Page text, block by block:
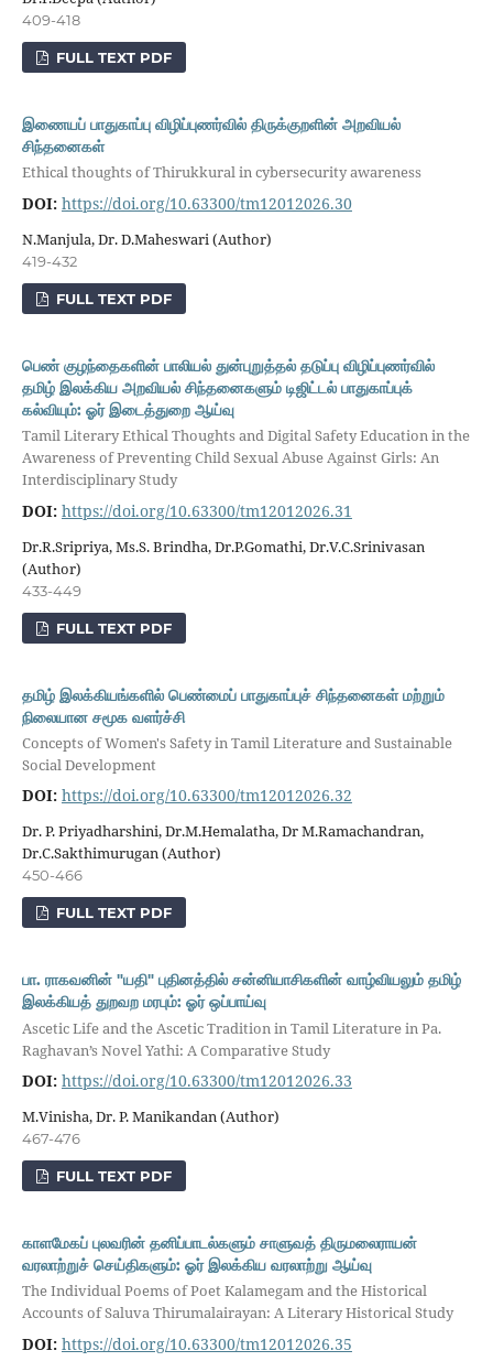
409-418
FULL TEXT PDF
இணையப் பாதுகாப்பு விழிப்புணர்வில் திருக்குறளின் அறவியல்
சிந்தனைகள்
Ethical thoughts of Thirukkural in cybersecurity awareness
DOI: https://doi.org/10.63300/tm12012026.30
N.Manjula, Dr. D.Maheswari (Author)
419-432
FULL TEXT PDF
பெண் குழந்தைகளின் பாலியல் துன்புறுத்தல் தடுப்பு விழிப்புணர்வில்
தமிழ் இலக்கிய அறவியல் சிந்தனைகளும் டிஜிட்டல் பாதுகாப்புக்
கல்வியும்: ஓர் இடைத்துறை ஆய்வு
Tamil Literary Ethical Thoughts and Digital Safety Education in the
Awareness of Preventing Child Sexual Abuse Against Girls: An
Interdisciplinary Study
DOI: https://doi.org/10.63300/tm12012026.31
Dr.R.Sripriya, Ms.S. Brindha, Dr.P.Gomathi, Dr.V.C.Srinivasan
(Author)
433-449
FULL TEXT PDF
தமிழ் இலக்கியங்களில் பெண்மைப் பாதுகாப்புச் சிந்தனைகள் மற்றும்
நிலையான சமூக வளர்ச்சி
Concepts of Women's Safety in Tamil Literature and Sustainable
Social Development
DOI: https://doi.org/10.63300/tm12012026.32
Dr. P. Priyadharshini, Dr.M.Hemalatha, Dr M.Ramachandran,
Dr.C.Sakthimurugan (Author)
450-466
FULL TEXT PDF
பா. ராகவனின் "யதி" புதினத்தில் சன்னியாசிகளின் வாழ்வியலும் தமிழ்
இலக்கியத் துறவற மரபும்: ஓர் ஒப்பாய்வு
Ascetic Life and the Ascetic Tradition in Tamil Literature in Pa.
Raghavan’s Novel Yathi: A Comparative Study
DOI: https://doi.org/10.63300/tm12012026.33
M.Vinisha, Dr. P. Manikandan (Author)
467-476
FULL TEXT PDF
காளமேகப் புலவரின் தனிப்பாடல்களும் சாளுவத் திருமலைராயன்
வரலாற்றுச் செய்திகளும்: ஓர் இலக்கிய வரலாற்று ஆய்வு
The Individual Poems of Poet Kalamegam and the Historical
Accounts of Saluva Thirumalairayan: A Literary Historical Study
DOI: https://doi.org/10.63300/tm12012026.35